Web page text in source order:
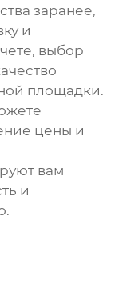
заранее,
и
выбор
площадки.
цены и
вам
и